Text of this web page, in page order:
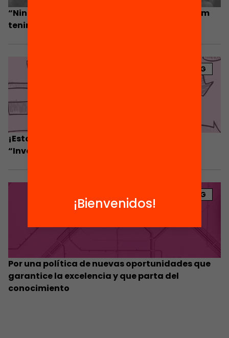
“Ningú vol fracassar, però no tothom sap com
tenir èxit”
BLOG
¡Estamos de estreno! Te presentamos
“Investigación y ¡acción!”
BLOG
Por una política de nuevas oportunidades que
garantice la excelencia y que parta del
conocimiento
¡Bienvenidos!